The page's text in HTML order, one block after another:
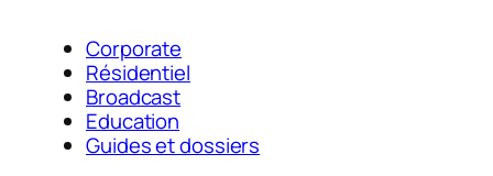
Corporate
Résidentiel
Broadcast
Education
Guides et dossiers